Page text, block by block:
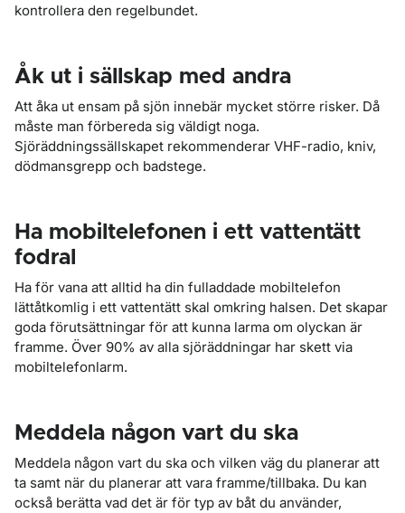
kontrollera den regelbundet.
Åk ut i sällskap med andra
Att åka ut ensam på sjön innebär mycket större risker. Då
måste man förbereda sig väldigt noga.
Sjöräddningssällskapet rekommenderar VHF-radio, kniv,
dödmansgrepp och badstege.
Ha mobiltelefonen i ett vattentätt
fodral
Ha för vana att alltid ha din fulladdade mobiltelefon
lättåtkomlig i ett vattentätt skal omkring halsen. Det skapar
goda förutsättningar för att kunna larma om olyckan är
framme. Över 90% av alla sjöräddningar har skett via
mobiltelefonlarm.
Meddela någon vart du ska
Meddela någon vart du ska och vilken väg du planerar att
ta samt när du planerar att vara framme/tillbaka. Du kan
också berätta vad det är för typ av båt du använder,